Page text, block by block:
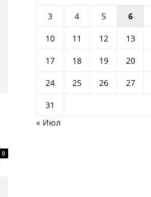
0
3
4 5 6
10
11 12 13
17
18 19 20
24
25 26 27
31
« Июл